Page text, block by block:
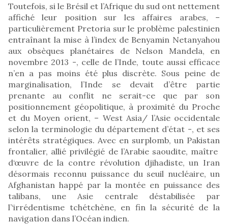
Toutefois, si le Brésil et l’Afrique du sud ont nettement
affiché leur position sur les affaires arabes, –
particulièrement Pretoria sur le problème palestinien
entraînant la mise à l’index de Benyamin Netanyahou
aux obsèques planétaires de Nelson Mandela, en
novembre 2013 -, celle de l’Inde, toute aussi efficace
n’en a pas moins été plus discrète. Sous peine de
marginalisation, l’Inde se devait d’être partie
prenante au conflit ne serait-ce que par son
positionnement géopolitique, à proximité du Proche
et du Moyen orient, – West Asia/ l’Asie occidentale
selon la terminologie du département d’état -, et ses
intérêts stratégiques. Avec en surplomb, un Pakistan
frontalier, allié privilégié de l’Arabie saoudite, maître
d‘œuvre de la contre révolution djihadiste, un Iran
désormais reconnu puissance du seuil nucléaire, un
Afghanistan happé par la montée en puissance des
talibans, une Asie centrale déstabilisée par
l’‘irrédentisme tchétchène, en fin la sécurité de la
navigation dans l’Océan indien.